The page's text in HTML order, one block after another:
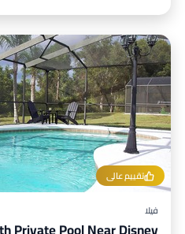
تقييم عالي
فيلا